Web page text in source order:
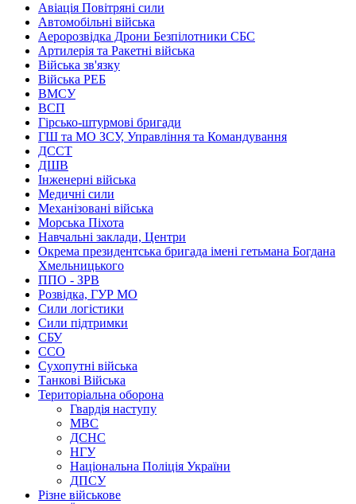
Авіація Повітряні сили
Автомобільні війська
Аеророзвідка Дрони Безпілотники СБС
Артилерія та Ракетні війська
Війська зв'язку
Війська РЕБ
ВМСУ
ВСП
Гірсько-штурмові бригади
ГШ та МО ЗСУ, Управління та Командування
ДССТ
ДШВ
Інженерні війська
Медичні сили
Механізовані війська
Морська Піхота
Навчальні заклади, Центри
Окрема президентська бригада імені гетьмана Богдана
Хмельницького
ППО - ЗРВ
Розвідка, ГУР МО
Сили логістики
Сили підтримки
СБУ
ССО
Сухопутні війська
Танкові Війська
Територіальна оборона
Гвардія наступу
МВС
ДСНС
НГУ
Національна Поліція України
ДПСУ
Різне військове